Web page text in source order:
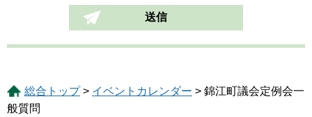
総合トップ> イベントカレンダー > 錦江町議会定例会一
般質問